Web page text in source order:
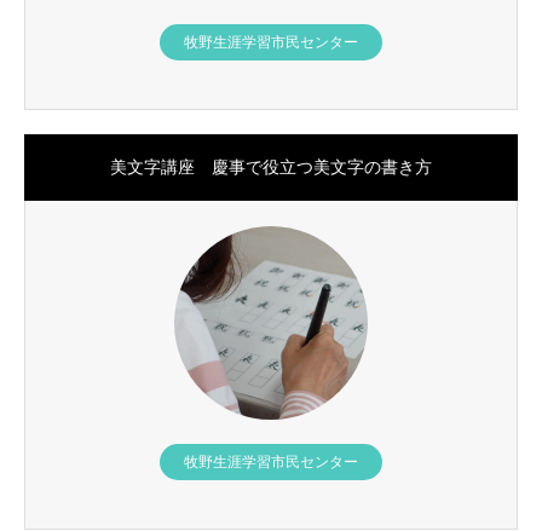
牧野生涯学習市民センター
美文字講座 慶事で役立つ美文字の書き方
牧野生涯学習市民センター